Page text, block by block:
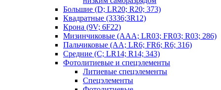
Большие (D; LR20; R20; 373)
Квадратные (3336;3R12)
Крона (9V; 6F22)
Мизинчиковые (AAA; LR03; FR03; R03; 286)
Пальчиковые (AA; LR6; FR6; R6; 316)
Средние (C; LR14; R14; 343)
Фотолитиевые и спецэлементы
Литиевые спецэлементы
Спецэлементы